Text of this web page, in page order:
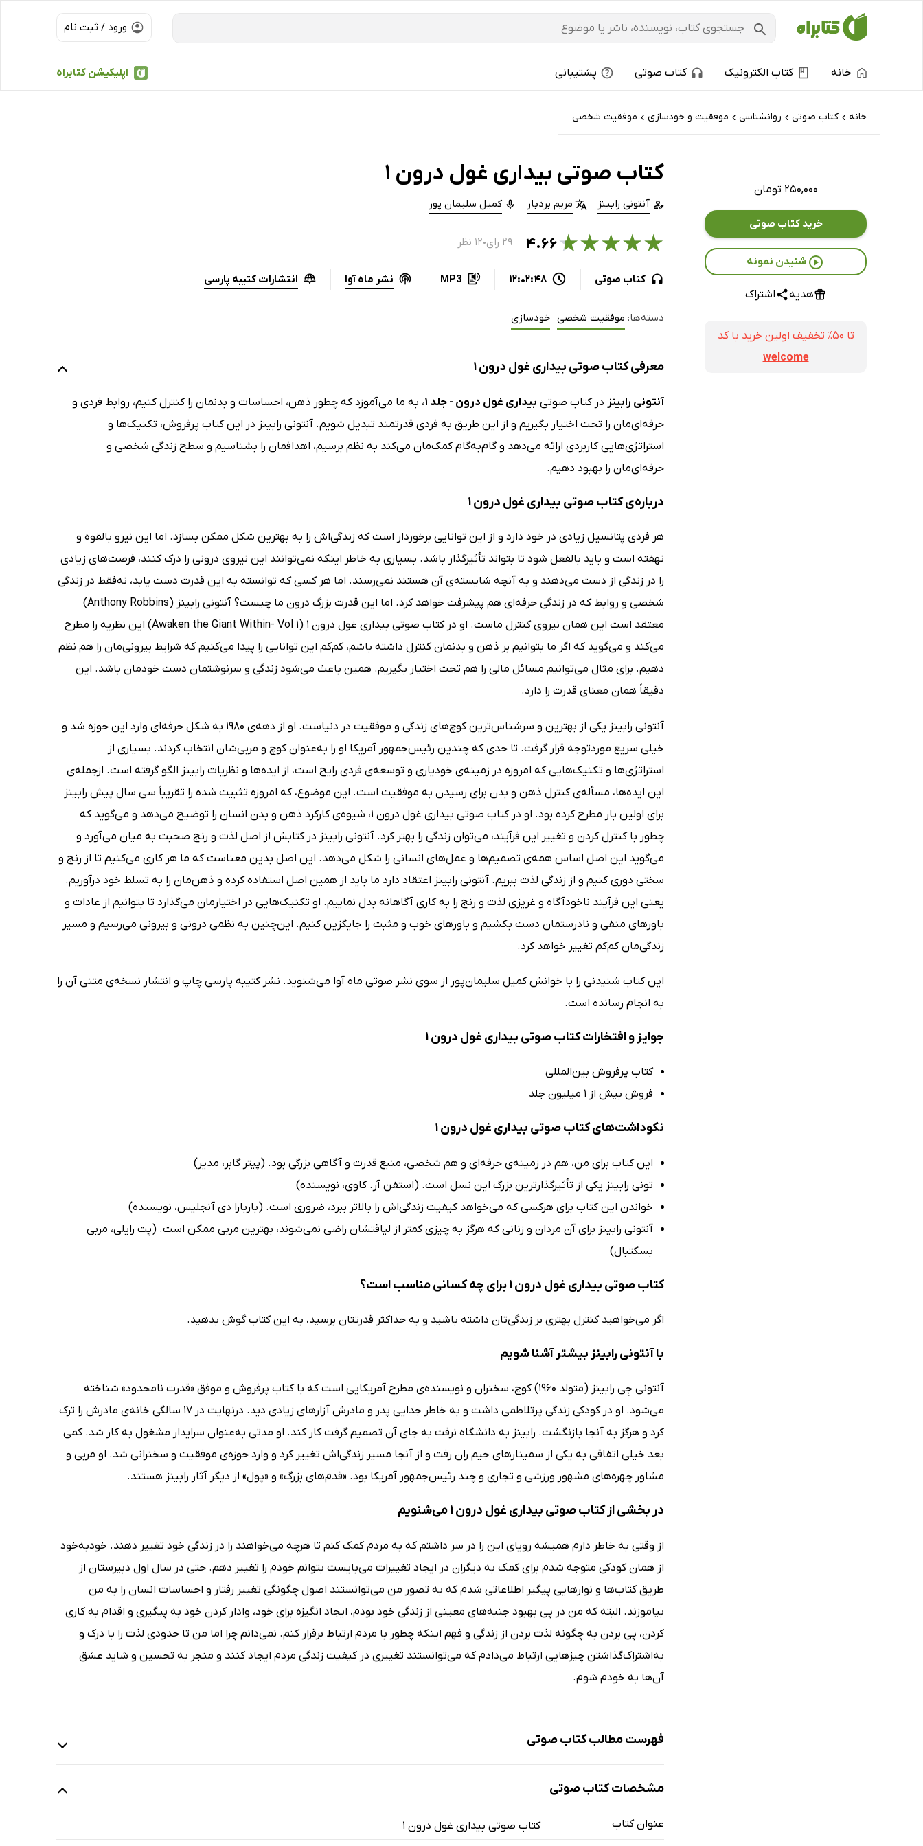
ورود / ثبت نام
اپلیکیشن کتابراه خانه کتاب الکترونیک کتاب صوتی پشتیبانی
خانه › کتاب‌ صوتی › روانشناسی › موفقیت و خودسازی › موفقیت شخصی
۲۵۰,۰۰۰ تومان
خرید کتاب صوتی
شنیدن نمونه
هدیه اشتراک
تا ۵۰٪ تخفیف اولین خرید با کد
welcome
کتاب صوتی بیداری غول درون 1
آنتونی رابینز مریم بردبار کمیل سلیمان پور
★
★
★
★
★۴.۶۶ ۲۹ رای ● ۱۲ نظر
کتاب صوتی 12:02:48
MP3 نشر ماه آوا انتشارات کتیبه پارسی
دسته‌ها: موفقیت شخصی خودسازی
معرفی کتاب صوتی بیداری غول درون 1
آنتونی رابینز در کتاب صوتی بیداری غول درون - جلد 1 ، به ما می‌آموزد که چطور ذهن، احساسات و بدنمان را کنترل کنیم، روابط فردی و
حرفه‌ای‌مان را تحت اختیار بگیریم و از این طریق به فردی قدرتمند تبدیل شویم. آنتونی رابینز در این کتاب پرفروش، تکنیک‌ها و
استراتژی‌هایی کاربردی ارائه می‌دهد و گام‌به‌گام کمک‌مان می‌کند به نظم برسیم، اهدافمان را بشناسیم و سطح زندگی شخصی و
حرفه‌ای‌مان را بهبود دهیم.
درباره‌ی کتاب صوتی بیداری غول درون 1
هر فردی پتانسیل زیادی در خود دارد و از این توانایی برخوردار است که زندگی‌اش را به بهترین شکل ممکن بسازد. اما این نیرو بالقوه و
نهفته است و باید بالفعل شود تا بتواند تأثیرگذار باشد. بسیاری به خاطر اینکه نمی‌توانند این نیروی درونی را درک کنند، فرصت‌های زیادی
را در زندگی از دست می‌دهند و به آنچه شایسته‌ی آن هستند نمی‌رسند. اما هر کسی که توانسته به این قدرت دست یابد، نه‌فقط در زندگی
شخصی و روابط که در زندگی حر‌فه‌ای هم پیشرفت خواهد کرد. اما این قدرت بزرگ درون ما چیست؟ آنتونی رابینز (Anthony Robbins)
معتقد است این همان نیروی کنترل ماست. او در کتاب صوتی بیداری غول درون 1 (Awaken the Giant Within- Vol 1) این نظریه را مطرح
می‌کند و می‌گوید که اگر ما بتوانیم بر ذهن و بدنمان کنترل داشته باشم، کم‌کم این توانایی را پیدا می‌کنیم که شرایط بیرونی‌مان را هم نظم
دهیم. برای مثال می‌توانیم مسائل مالی را هم تحت اختیار بگیریم. همین باعث می‌شود زندگی و سرنوشتمان دست خودمان باشد. این
دقیقاً همان معنای قدرت را دارد.
آنتونی رابینز یکی از بهترین و سرشناس‌ترین کوچ‌های زندگی و موفقیت در دنیاست. او از دهه‌ی 1980 به شکل حرفه‌ای وارد این حوزه شد و
خیلی سریع موردتوجه قرار گرفت. تا حدی که چندین رئیس‌جمهور آمریکا او را به‌عنوان کوچ و مربی‌شان انتخاب کردند. بسیاری از
استراتژی‌ها و تکنیک‌هایی که امروزه در زمینه‌ی خودیاری و توسعه‌ی فردی رایج است، از ایده‌ها و نظریات رابینز الگو گرفته است. ازجمله‌ی
این ایده‌ها، مسأله‌ی کنترل ذهن و بدن برای رسیدن به موفقیت است. این موضوع، که امروزه تثبیت‌ شده را تقریباً سی سال پیش رابینز
برای اولین بار مطرح کرده بود. او در کتاب صوتی بیداری غول درون 1، شیوه‌ی کارکرد ذهن و بدن انسان را توضیح می‌دهد و می‌گوید که
چطور با کنترل کردن و تغییر این فرآیند، می‌توان زندگی را بهتر کرد. آنتونی رابینز در کتابش از اصل لذت و رنج صحبت به میان می‌آورد و
می‌گوید این اصل اساس همه‌ی تصمیم‌ها و عمل‌های انسانی را شکل می‌دهد. این اصل بدین معناست که ما هر کاری می‌کنیم تا از رنج و
سختی دوری کنیم و از زندگی لذت ببریم. آنتونی رابینز اعتقاد دارد ما باید از همین اصل استفاده کرده و ذهن‌مان را به تسلط خود درآوریم.
یعنی این فرآیند ناخودآگاه و غریزی لذت و رنج را به کاری آگاهانه بدل نماییم. او تکنیک‌هایی در اختیارمان می‌گذارد تا بتوانیم از عادات و
باورهای منفی و نادرستمان دست بکشیم و باورهای خوب و مثبت را جایگزین کنیم. این‌چنین به نظمی درونی و بیرونی می‌رسیم و مسیر
زندگی‌مان کم‌کم تغییر خواهد کرد.
این کتاب شنیدنی را با خوانش کمیل سلیمان‌پور از سوی نشر صوتی ماه آوا می‌شنوید. نشر کتیبه پارسی چاپ و انتشار نسخه‌ی متنی آن را
به انجام رسانده است.
جوایز و افتخارات کتاب صوتی بیداری غول درون 1
کتاب پرفروش بین‌المللی
فروش بیش از 1 میلیون جلد
نکوداشت‌های کتاب صوتی بیداری غول درون 1
این کتاب برای من، هم در زمینه‌ی حرفه‌ای و هم شخصی، منبع قدرت و آگاهی بزرگی بود. (پیتر گابر، مدیر)
تونی رابینز یکی از تأثیرگذارترین بزرگ این نسل است. (استفن آر. کاوی، نویسنده)
خواندن این کتاب برای هرکسی که می‌خواهد کیفیت زندگی‌اش را بالاتر ببرد، ضروری است. (باربارا دی آنجلیس، نویسنده)
آنتونی رابینز برای آن مردان و زنانی که هرگز به چیزی کمتر از لیاقتشان راضی نمی‌شوند، بهترین مربی ممکن است. (پت رایلی، مربی
بسکتبال)
کتاب صوتی بیداری غول درون 1 برای چه کسانی مناسب است؟
اگر می‌خواهید کنترل بهتری بر زندگی‌تان داشته باشید و به حداکثر قدرتتان برسید، به این کتاب گوش بدهید.
با آنتونی رابینز بیشتر آشنا شویم
آنتونی جِی رابینز (متولد 1960) کوچ، سخنران و نویسنده‌ی مطرح آمریکایی است که با کتاب پرفروش و موفق «قدرت نامحدود» شناخته
می‌شود. او در کودکی زندگی پرتلاطمی داشت و به خاطر جدایی پدر و مادرش آزارهای زیادی دید. درنهایت در 17 سالگی خانه‌ی مادرش را ترک
کرد و هرگز به آنجا بازنگشت. رابینز به دانشگاه نرفت به جای آن تصمیم گرفت کار کند. او مدتی به‌عنوان سرایدار مشغول به کار شد. کمی
بعد خیلی اتفاقی به یکی از سمینارهای جیم ران رفت و از آنجا مسیر زندگی‌اش تغییر کرد و وارد حوزه‌ی موفقیت و سخنرانی شد. او مربی و
مشاور چهره‌های مشهور ورزشی و تجاری و چند رئیس‌جمهور آمریکا بود. «قدم‌های بزرگ» و «پول» از دیگر آثار رابینز هستند.
در بخشی از کتاب صوتی بیداری غول درون 1 می‌شنویم
از وقتی به خاطر دارم همیشه رویای این را در سر داشتم که به مردم کمک کنم تا هرچه می‌خواهند را در زندگی خود تغییر دهند. خودبه‌خود
از همان کودکی متوجه شدم برای کمک به دیگران در ایجاد تغییرات می‌بایست بتوانم خودم را تغییر دهم. حتی در سال اول دبیرستان از
طریق کتاب‌ها و نوارهایی پیگیر اطلاعاتی شدم که به تصور من می‌توانستند اصول چگونگی تغییر رفتار و احساسات انسان را به من
بیاموزند. البته که من در پی بهبود جنبه‌های معینی از زندگی خود بودم، ایجاد انگیزه برای خود، وادار کردن خود به پیگیری و اقدام به کاری
کردن، پی بردن به چگونه لذت بردن از زندگی و فهم اینکه چطور با مردم ارتباط برقرار کنم. نمی‌دانم چرا اما من تا حدودی لذت را با درک و
به‌اشتراک‌گذاشتن چیزهایی ارتباط می‌دادم که می‌توانستند تغییری در کیفیت زندگی مردم ایجاد کنند و منجر به تحسین و شاید عشق
آن‌ها به خودم شوم.
فهرست مطالب کتاب صوتی
نمونه
معرفی و فصل یک: رویاهای سرنوشت
مشخصات کتاب صوتی
عنوان کتاب
کتاب صوتی بیداری غول درون 1